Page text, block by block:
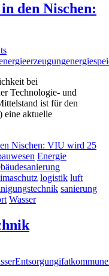
den Nischen:
bei
Technologie- und
ist für den
eine aktuelle
Nischen: VIU wird 25
Energie
logistik luft
sanierung
Wasser
Entsorgungifat